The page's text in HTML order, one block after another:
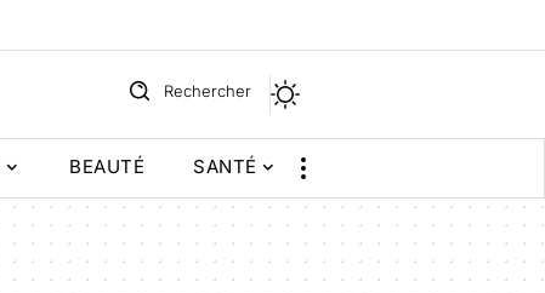
Rechercher
BEAUTÉ SANTÉ